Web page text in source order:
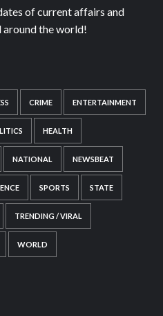
of current affairs and
around the world!
CRIME ENTERTAINMENT
HEALTH
NATIONAL NEWSBEAT
SPORTS STATE
TRENDING / VIRAL
WORLD